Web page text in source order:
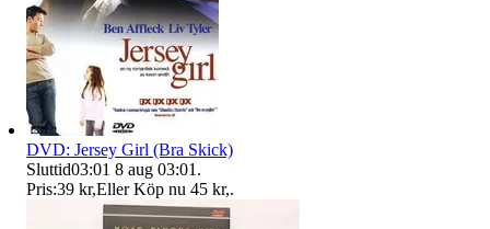
DVD: Jersey Girl (Bra Skick)
Sluttid03:01 8 aug 03:01 .
Pris:39 kr,Eller Köp nu 45 kr,.